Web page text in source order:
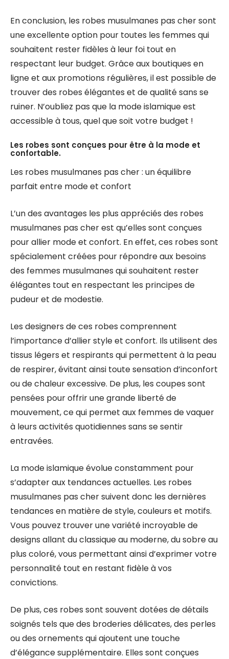
En conclusion, les robes musulmanes pas cher sont
une excellente option pour toutes les femmes qui
souhaitent rester fidèles à leur foi tout en
respectant leur budget. Grâce aux boutiques en
ligne et aux promotions régulières, il est possible de
trouver des robes élégantes et de qualité sans se
ruiner. N’oubliez pas que la mode islamique est
accessible à tous, quel que soit votre budget !
Les robes sont conçues pour être à la mode et
confortable.
Les robes musulmanes pas cher : un équilibre
parfait entre mode et confort
L’un des avantages les plus appréciés des robes
musulmanes pas cher est qu’elles sont conçues
pour allier mode et confort. En effet, ces robes sont
spécialement créées pour répondre aux besoins
des femmes musulmanes qui souhaitent rester
élégantes tout en respectant les principes de
pudeur et de modestie.
Les designers de ces robes comprennent
l’importance d’allier style et confort. Ils utilisent des
tissus légers et respirants qui permettent à la peau
de respirer, évitant ainsi toute sensation d’inconfort
ou de chaleur excessive. De plus, les coupes sont
pensées pour offrir une grande liberté de
mouvement, ce qui permet aux femmes de vaquer
à leurs activités quotidiennes sans se sentir
entravées.
La mode islamique évolue constamment pour
s’adapter aux tendances actuelles. Les robes
musulmanes pas cher suivent donc les dernières
tendances en matière de style, couleurs et motifs.
Vous pouvez trouver une variété incroyable de
designs allant du classique au moderne, du sobre au
plus coloré, vous permettant ainsi d’exprimer votre
personnalité tout en restant fidèle à vos
convictions.
De plus, ces robes sont souvent dotées de détails
soignés tels que des broderies délicates, des perles
ou des ornements qui ajoutent une touche
d’élégance supplémentaire. Elles sont conçues